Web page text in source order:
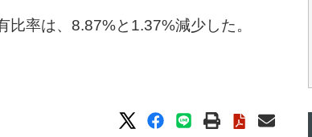
率は、8.87%と1.37%減少した。